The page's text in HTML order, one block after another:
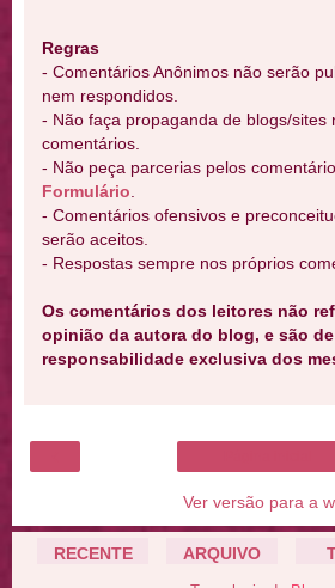
Regras
- Comentários Anônimos não serão
nem respondidos.
- Não faça propaganda de blogs/sites
comentários.
- Não peça parcerias pelos
Formulário
- Comentários ofensivos e
serão aceitos.
- Respostas sempre nos próprios
Os comentários dos leitores não
opinião da autora do blog, e são de
responsabilidade exclusiva dos
Ver versão para a
RECENTE ARQUIVO